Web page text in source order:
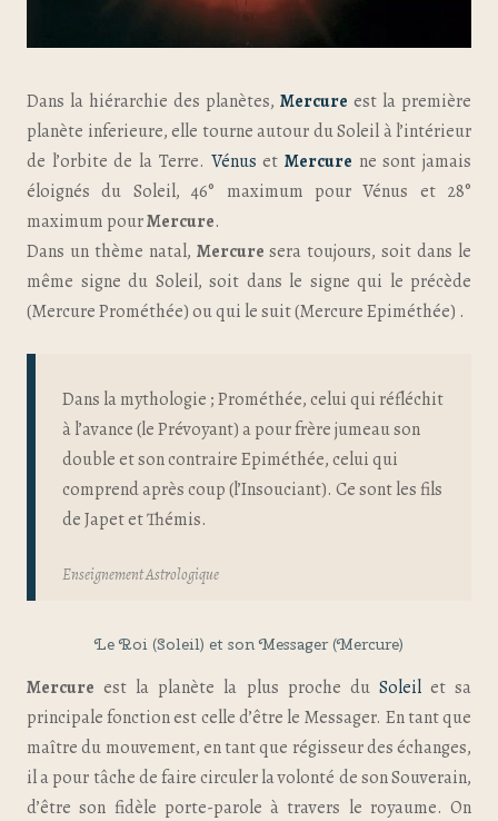
Dans la hiérarchie des planètes, Mercure est la première
planète inferieure, elle tourne autour du Soleil à l’intérieur
de l’orbite de la Terre. Vénus et Mercure ne sont jamais
éloignés du Soleil, 46° maximum pour Vénus et 28°
maximum pourMercure.
Dans un thème natal, Mercure sera toujours, soit dans le
même signe du Soleil, soit dans le signe qui le précède
(Mercure Prométhée) ou qui le suit (Mercure Epiméthée) .
Dans la mythologie ; Prométhée, celui qui réfléchit
à l’avance (le Prévoyant) a pour frère jumeau son
double et son contraire Epiméthée, celui qui
comprend après coup (l’Insouciant). Ce sont les fils
de Japet et Thémis.
Enseignement Astrologique
Le Roi (Soleil) et son Messager (Mercure)
Mercure est la planète la plus proche du Soleilet sa
principale fonction est celle d’être le Messager. En tant que
maître du mouvement, en tant que régisseur des échanges,
il a pour tâche de faire circuler la volonté de son Souverain,
d’être son fidèle porte-parole à travers le royaume. On